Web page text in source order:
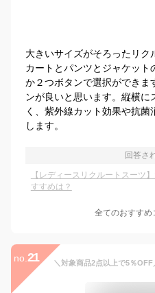
大きいサイズがそろったリク
カートとパンツとジャケット
か２つボタンで選択ができま
ンが良いと思います。縦横
く、紫外線カット効果や抗
します。
回答さ
【レディースリクルートスーツ
すすめは？
全てのおすすめ
no. 21